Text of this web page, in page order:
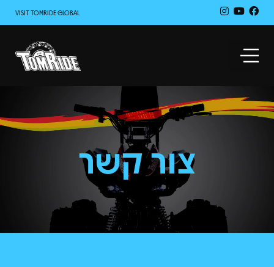
VISIT TOMRIDE GLOBAL
צור קשר